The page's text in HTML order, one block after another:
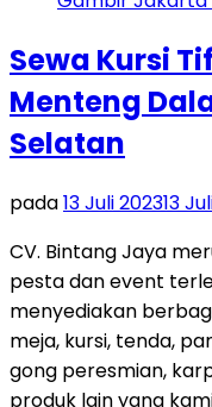
Sewa Kursi
Menteng
Selatan
pada13 Juli 202313
CV. Bintang Jaya
pesta dan event
menyediakan
meja, kursi, tenda,
gong peresmian,
produk lain yang